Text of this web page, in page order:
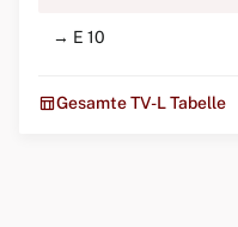
→ E 10
table_chartGesamte TV-L Tabelle